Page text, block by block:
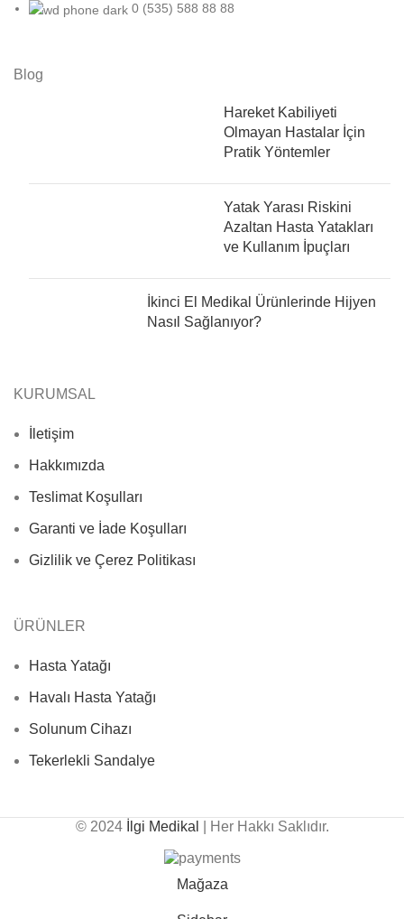
0 (535) 588 88 88
Blog
Hareket Kabiliyeti
Olmayan Hastalar İçin
Pratik Yöntemler
Yatak Yarası Riskini
Azaltan Hasta Yatakları
ve Kullanım İpuçları
İkinci El Medikal Ürünlerinde Hijyen
Nasıl Sağlanıyor?
KURUMSAL
İletişim
Hakkımızda
Teslimat Koşulları
Garanti ve İade Koşulları
Gizlilik ve Çerez Politikası
ÜRÜNLER
Hasta Yatağı
Havalı Hasta Yatağı
Solunum Cihazı
Tekerlekli Sandalye
© 2024 İlgi Medikal | Her Hakkı Saklıdır.
Mağaza